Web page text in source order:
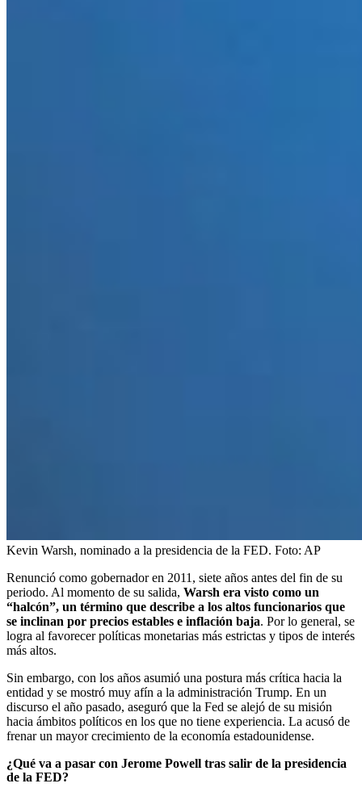
Kevin Warsh, nominado a la presidencia de la FED. Foto: AP
Renunció como gobernador en 2011, siete años antes del fin de su
periodo. Al momento de su salida, Warsh era visto como un
“halcón”, un término que describe a los altos funcionarios que
se inclinan por precios estables e inflación baja. Por lo general, se
logra al favorecer políticas monetarias más estrictas y tipos de interés
más altos.
Sin embargo, con los años asumió una postura más crítica hacia la
entidad y se mostró muy afín a la administración Trump. En un
discurso el año pasado, aseguró que la Fed se alejó de su misión
hacia ámbitos políticos en los que no tiene experiencia. La acusó de
frenar un mayor crecimiento de la economía estadounidense.
¿Qué va a pasar con Jerome Powell tras salir de la presidencia
de la FED?